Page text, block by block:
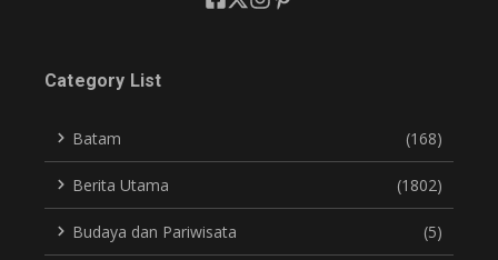
Category List
Batam (168)
Berita Utama (1802)
Budaya dan Pariwisata (5)